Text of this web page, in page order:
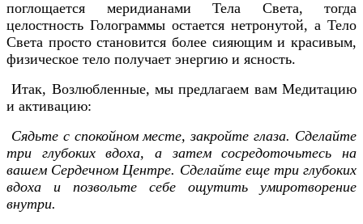
поглощается меридианами Тела Света, тогда
целостность Голограммы остается нетронутой, а Тело
Света просто становится более сияющим и красивым,
физическое тело получает энергию и ясность.
Итак, Возлюбленные, мы предлагаем вам Медитацию
и активацию:
Сядьте с спокойном месте, закройте глаза. Сделайте
три глубоких вдоха, а затем сосредоточьтесь на
вашем Сердечном Центре. Сделайте еще три глубоких
вдоха и позвольте себе ощутить умиротворение
внутри.